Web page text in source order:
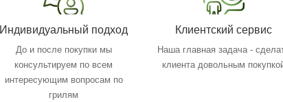
Индивидуальный подход
До и после покупки мы
консультируем по всем
интересующим вопросам по
грилям
Клиентский сервис
Наша главная задача -
клиента довольным